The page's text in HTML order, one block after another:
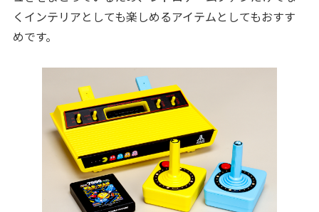
くインテリアとしても楽しめるアイテムとしてもおすす
めです。